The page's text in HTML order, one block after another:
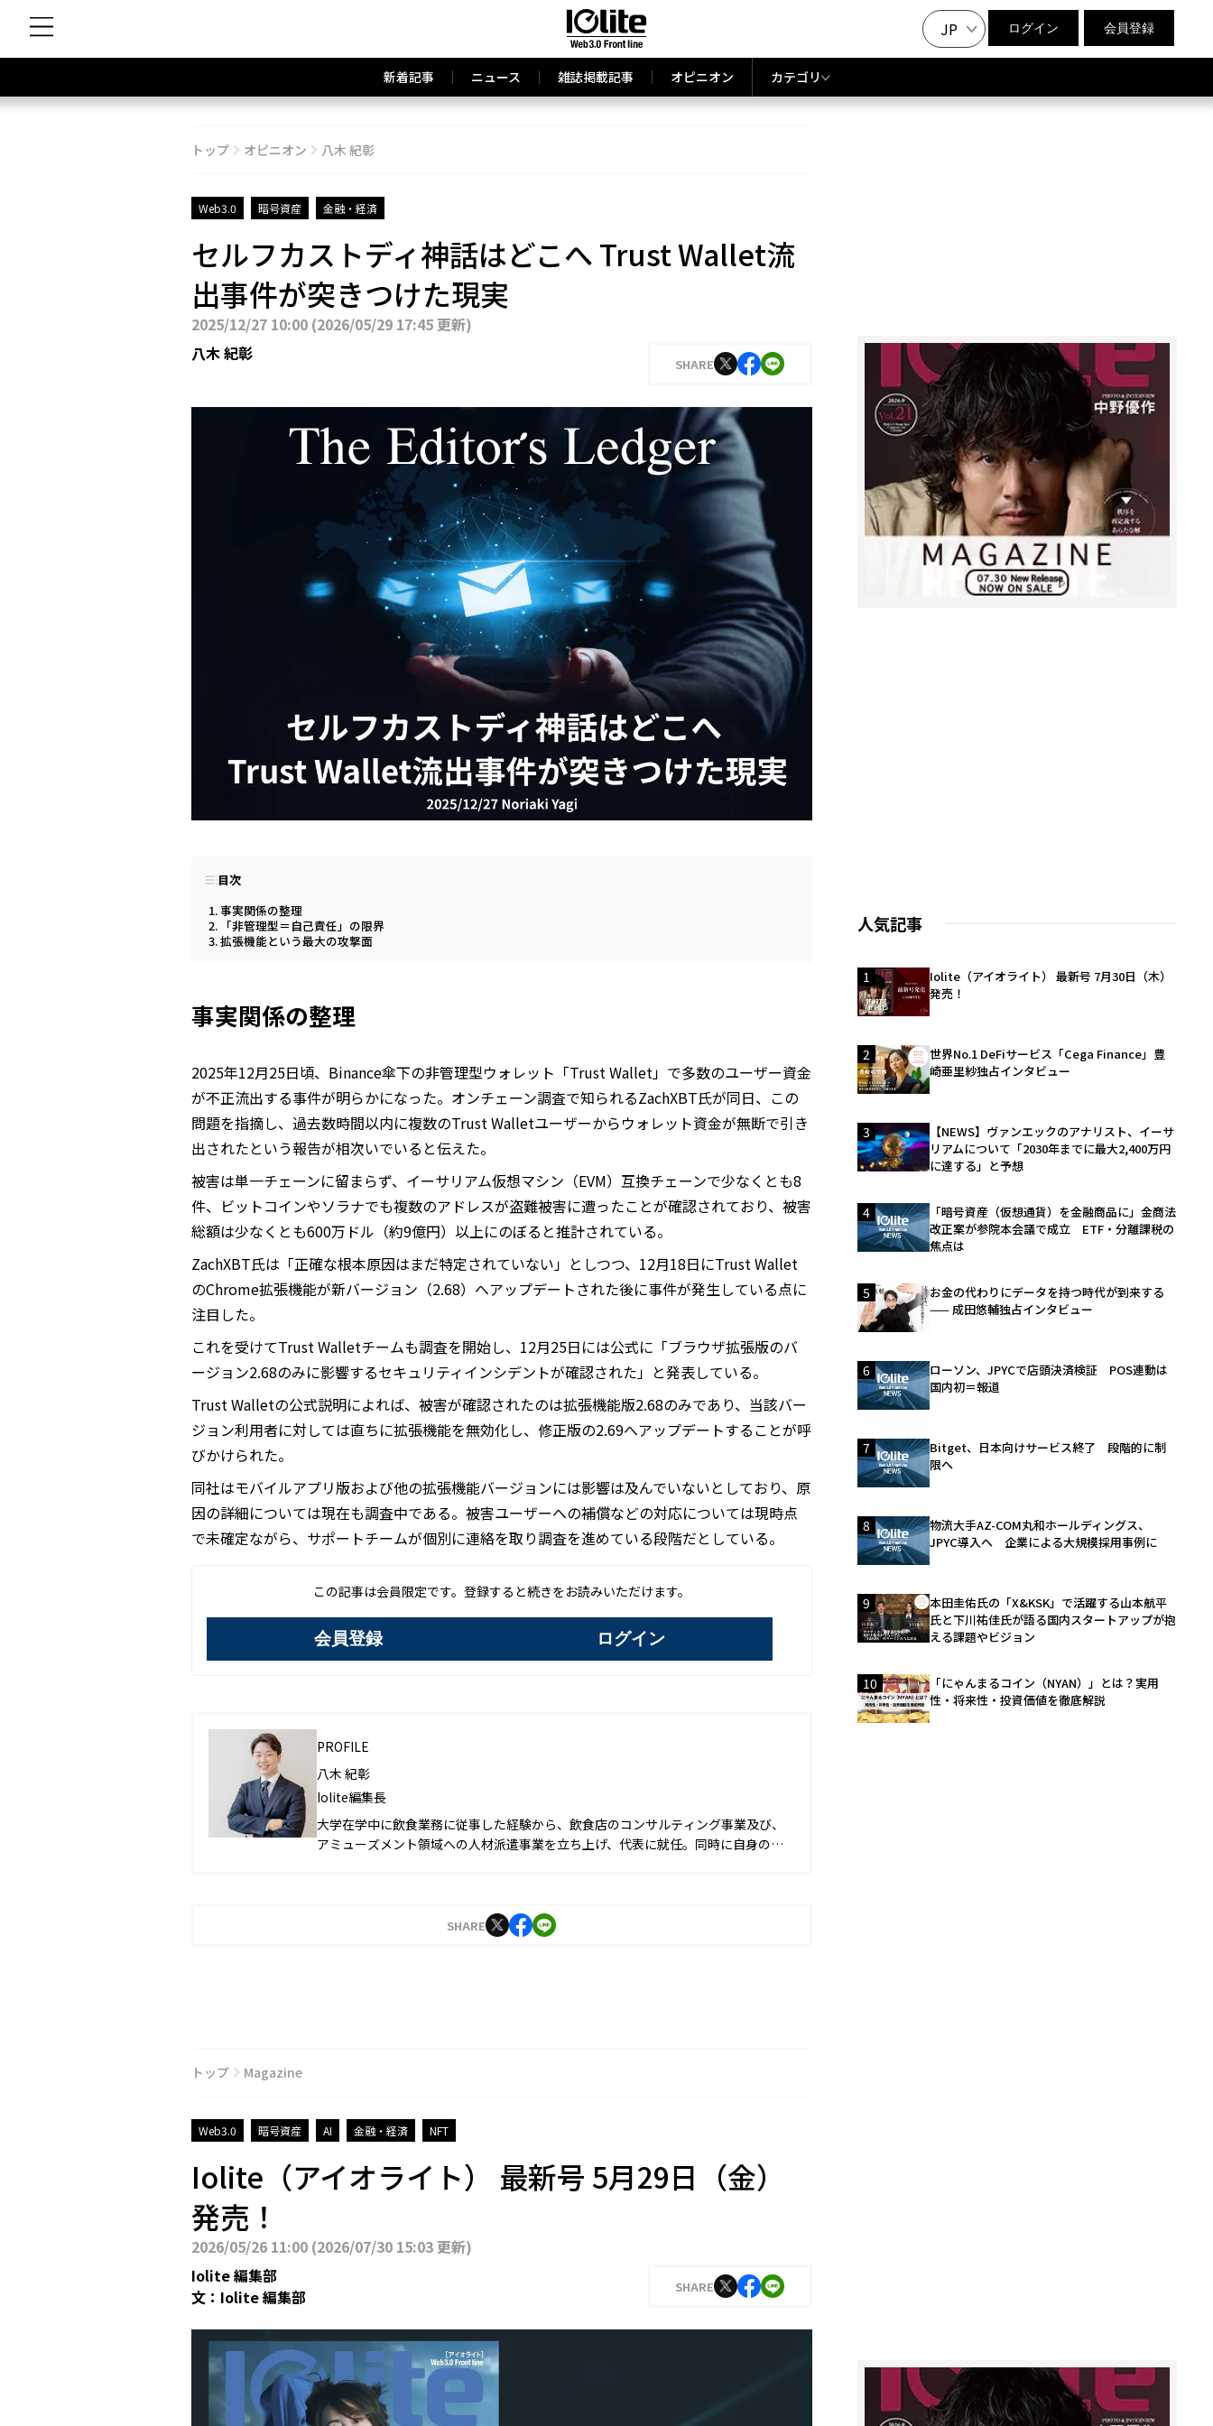
JP ログイン 会員登録
新着記事 ニュース 雑誌掲載記事 オピニオン カテゴリ
トップ オピニオン 八木 紀彰
Web3.0 暗号資産 金融・経済
セルフカストディ神話はどこへ Trust Wallet流
出事件が突きつけた現実
2025/12/27 10:00(2026/05/29 17:45 更新)
八木 紀彰
SHARE
目次
事実関係の整理
「非管理型＝自己責任」の限界
拡張機能という最大の攻撃面
事実関係の整理
2025年12月25日頃、Binance傘下の非管理型ウォレット「Trust Wallet」で多数のユーザー資金
が不正流出する事件が明らかになった。オンチェーン調査で知られるZachXBT氏が同日、この
問題を指摘し、過去数時間以内に複数のTrust Walletユーザーからウォレット資金が無断で引き
出されたという報告が相次いでいると伝えた。
被害は単一チェーンに留まらず、イーサリアム仮想マシン（EVM）互換チェーンで少なくとも8
件、ビットコインやソラナでも複数のアドレスが盗難被害に遭ったことが確認されており、被害
総額は少なくとも600万ドル（約9億円）以上にのぼると推計されている。
ZachXBT氏は「正確な根本原因はまだ特定されていない」としつつ、12月18日にTrust Wallet
のChrome拡張機能が新バージョン（2.68）へアップデートされた後に事件が発生している点に
注目した。
これを受けてTrust Walletチームも調査を開始し、12月25日には公式に「ブラウザ拡張版のバ
ージョン2.68のみに影響するセキュリティインシデントが確認された」と発表している。
Trust Walletの公式説明によれば、被害が確認されたのは拡張機能版2.68のみであり、当該バー
ジョン利用者に対しては直ちに拡張機能を無効化し、修正版の2.69へアップデートすることが呼
びかけられた。
同社はモバイルアプリ版および他の拡張機能バージョンには影響は及んでいないとしており、原
因の詳細については現在も調査中である。被害ユーザーへの補償などの対応については現時点
で未確定ながら、サポートチームが個別に連絡を取り調査を進めている段階だとしている。
この記事は会員限定です。登録すると続きをお読みいただけます。
会員登録 ログイン
PROFILE
八木 紀彰
Iolite編集長
大学在学中に飲食業務に従事した経験から、飲食店のコンサルティング事業及び、
アミューズメント領域への人材派遣事業を立ち上げ、代表に就任。同時に自身のブ
SHARE
人気記事
1
Iolite（アイオライト） 最新号 7月30日（木）
発売！
2
世界No.1 DeFiサービス「Cega Finance」豊
崎亜里紗独占インタビュー
3
【NEWS】ヴァンエックのアナリスト、イーサ
リアムについて「2030年までに最大2,400万円
に達する」と予想
4
「暗号資産（仮想通貨）を金融商品に」金商法
改正案が参院本会議で成立 ETF・分離課税の
焦点は
5
お金の代わりにデータを持つ時代が到来する
—— 成田悠輔独占インタビュー
6
ローソン、JPYCで店頭決済検証 POS連動は
国内初＝報道
7
Bitget、日本向けサービス終了 段階的に制
限へ
8
物流大手AZ-COM丸和ホールディングス、
JPYC導入へ 企業による大規模採用事例に
9
本田圭佑氏の「X&KSK」で活躍する山本航平
氏と下川祐佳氏が語る国内スタートアップが抱
える課題やビジョン
10
「にゃんまるコイン（NYAN）」とは？実用
性・将来性・投資価値を徹底解説
トップ Magazine
Web3.0 暗号資産 AI 金融・経済 NFT
Iolite（アイオライト） 最新号 5月29日（金）
発売！
2026/05/26 11:00(2026/07/30 15:03 更新)
Iolite 編集部
文： Iolite 編集部 SHARE